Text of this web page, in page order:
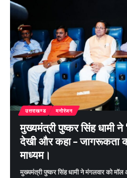
उत्तराखण्ड मनोरंजन
मुख्यमंत्री पुष्कर सिंह धामी ने
देखी और कहा – जागरूकता
माध्यम।
मुख्यमंत्री पुष्कर सिंह धामी ने मंगलवार को